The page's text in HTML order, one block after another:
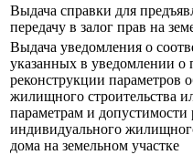
Выдача справки для
передачу в залог прав на
Выдача уведомления о
указанных в уведомлении о
реконструкции параметров
жилищного строительства
параметрам и допустимости
индивидуального
дома на земельном участке